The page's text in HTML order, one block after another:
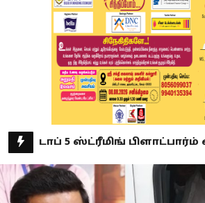
Magazines
Health
Sports
Special Story